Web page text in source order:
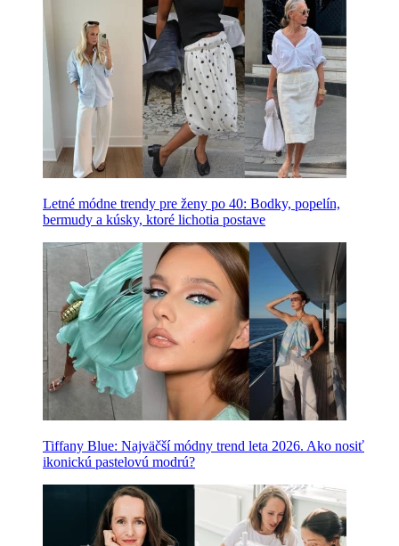
Letné módne trendy pre ženy po 40: Bodky, popelín,
bermudy a kúsky, ktoré lichotia postave
Tiffany Blue: Najväčší módny trend leta 2026. Ako nosiť
ikonickú pastelovú modrú?